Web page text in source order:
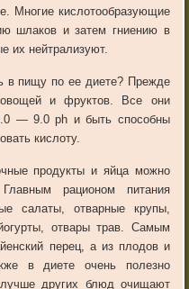
Многие кислотообразующие
шлаков и затем гниению в
их нейтрализуют.
в пищу по ее диете? Прежде
овощей и фруктов. Все они
— 9.0 рh и быть способны
кислоту.
продукты и яйца можно
рационом питания
салаты, отварные крупы,
отвары трав. Самым
перец, а из плодов и
в диете очень полезно
других блюд очищают